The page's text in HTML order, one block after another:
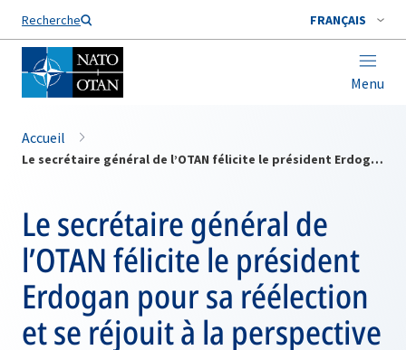
Recherche FRANÇAIS
Menu
Nom de famille*
Accueil
Le secrétaire général de l’OTAN félicite le président Erdogan pour sa réélection et se réjouit à la perspective de finaliser l'adhésion de la Suède à l’OTAN
Le secrétaire général de
l’OTAN félicite le président
Erdogan pour sa réélection
et se réjouit à la perspective